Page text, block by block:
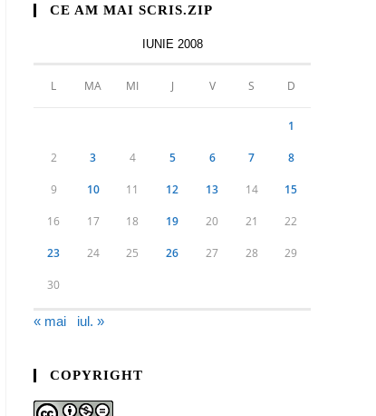
CE AM MAI SCRIS.ZIP
IUNIE 2008
L MA MI J V S D
1
2 3 4 5 6 7 8
9 10 11 12 13 14 15
16 17 18 19 20 21 22
23 24 25 26 27 28 29
30
« mai iul. »
COPYRIGHT